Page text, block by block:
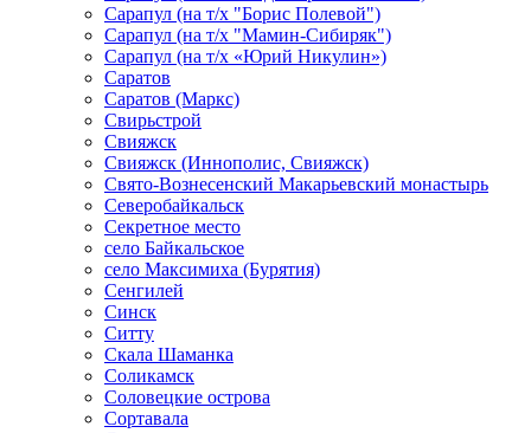
Сарапул (на т/х "Борис Полевой")
Сарапул (на т/х "Мамин-Сибиряк")
Сарапул (на т/х «Юрий Никулин»)
Саратов
Саратов (Маркс)
Свирьстрой
Свияжск
Свияжск (Иннополис, Свияжск)
Свято-Вознесенский Макарьевский монастырь
Северобайкальск
Секретное место
село Байкальское
село Максимиха (Бурятия)
Сенгилей
Синск
Ситту
Скала Шаманка
Соликамск
Соловецкие острова
Сортавала